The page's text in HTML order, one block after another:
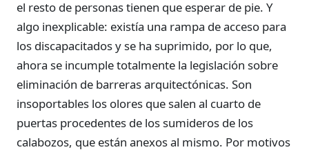
el resto de personas tienen que esperar de pie. Y
algo inexplicable: existía una rampa de acceso para
los discapacitados y se ha suprimido, por lo que,
ahora se incumple totalmente la legislación sobre
eliminación de barreras arquitectónicas. Son
insoportables los olores que salen al cuarto de
puertas procedentes de los sumideros de los
calabozos, que están anexos al mismo. Por motivos